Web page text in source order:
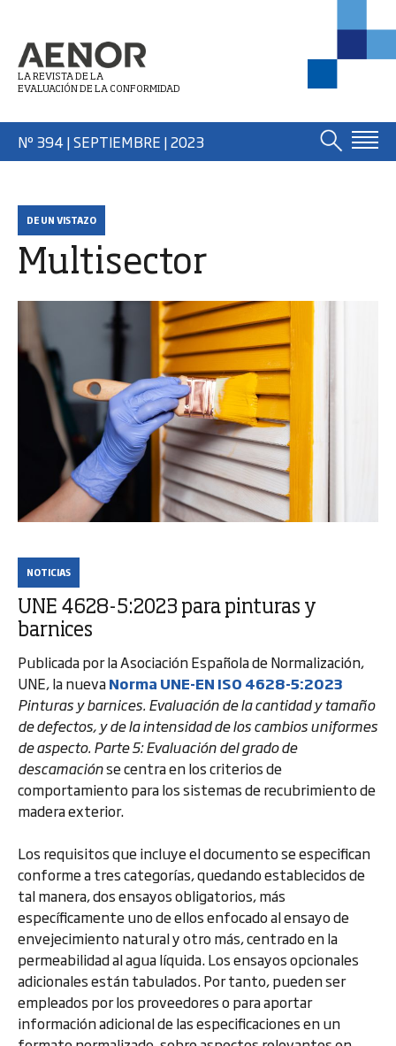
LA REVISTA DE LA
EVALUACIÓN DE LA CONFORMIDAD
Nº 394 | SEPTIEMBRE | 2023
DE UN VISTAZO
Multisector
NOTICIAS
UNE 4628-5:2023 para pinturas y
barnices
Publicada por la Asociación Española de Normalización,
UNE, la nuevaNorma UNE-EN ISO 4628-5:2023
Pinturas y barnices. Evaluación de la cantidad y tamaño
de defectos, y de la intensidad de los cambios uniformes
de aspecto. Parte 5: Evaluación del grado de
descamaciónse centra en los criterios de
comportamiento para los sistemas de recubrimiento de
madera exterior.
Los requisitos que incluye el documento se especifican
conforme a tres categorías, quedando establecidos de
tal manera, dos ensayos obligatorios, más
específicamente uno de ellos enfocado al ensayo de
envejecimiento natural y otro más, centrado en la
permeabilidad al agua líquida. Los ensayos opcionales
adicionales están tabulados. Por tanto, pueden ser
empleados por los proveedores o para aportar
información adicional de las especificaciones en un